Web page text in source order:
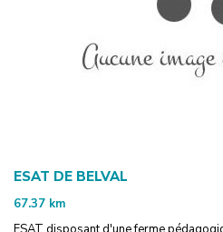
ESAT DE BELVAL
67.37 km